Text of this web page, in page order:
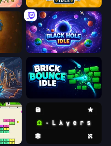
Ragdoll Factory Idle
Black Hole Idle
Brick Bounce Idle
Omega Layers